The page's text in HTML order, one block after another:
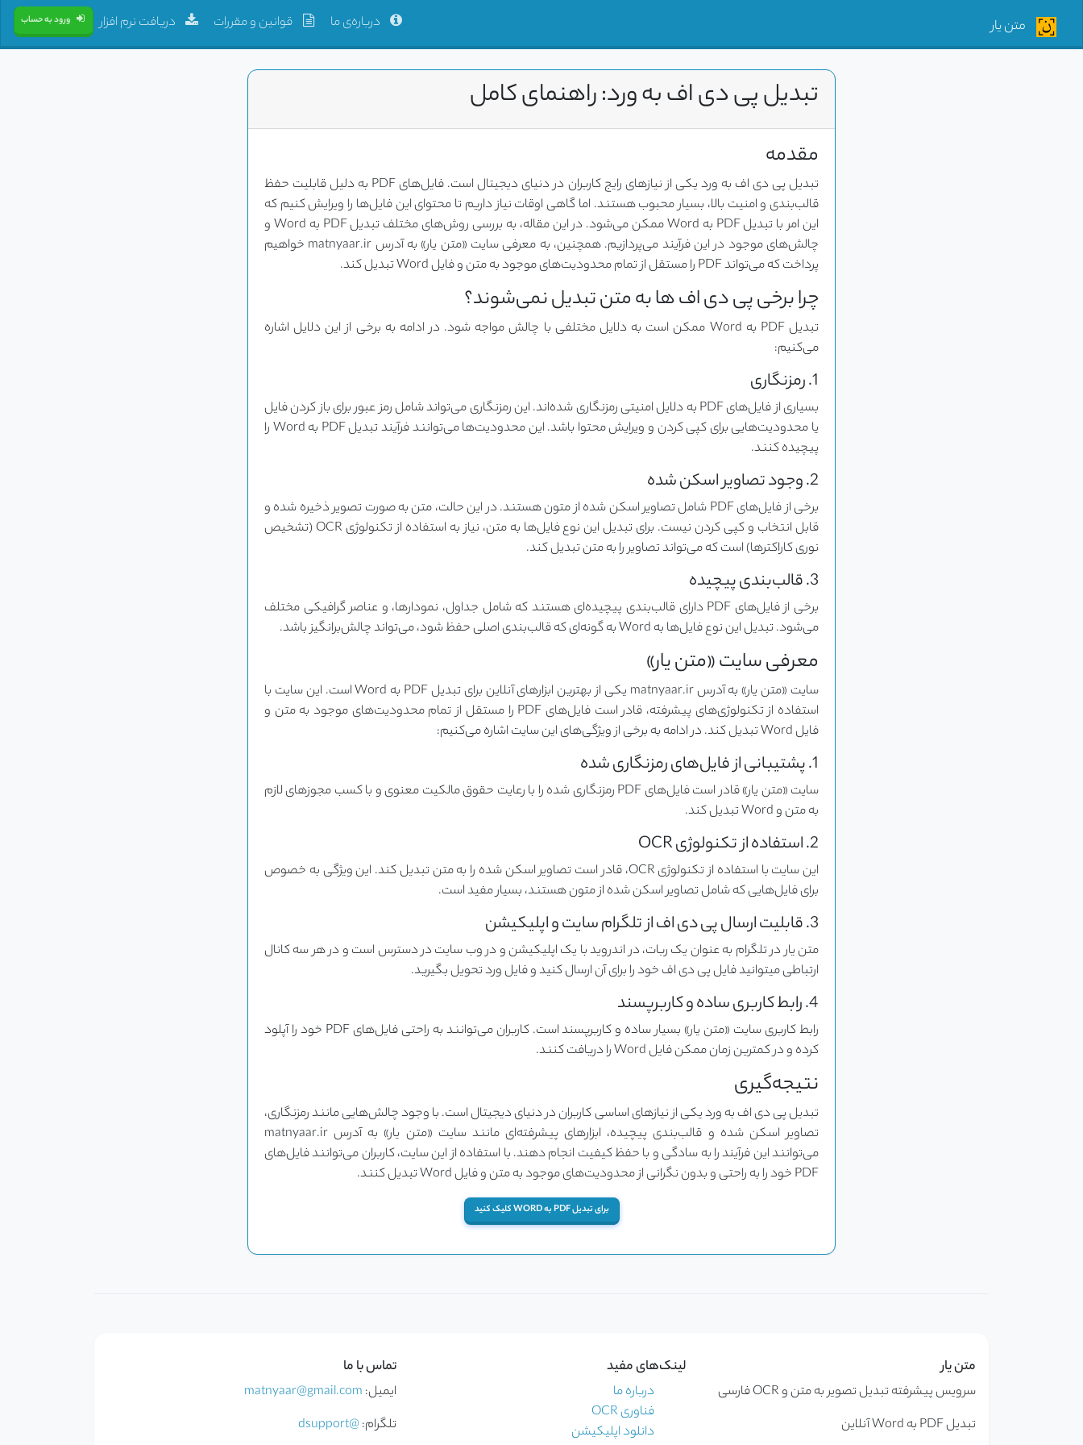
متن یار درباره‌ی ما قوانین و مقررات دریافت نرم افزار ورود به حساب
تبدیل پی دی اف به ورد: راهنمای کامل
مقدمه
تبدیل پی دی اف به ورد یکی از نیازهای رایج کاربران در دنیای دیجیتال است. فایل‌های PDF به دلیل قابلیت حفظ
قالب‌بندی و امنیت بالا، بسیار محبوب هستند. اما گاهی اوقات نیاز داریم تا محتوای این فایل‌ها را ویرایش کنیم که
این امر با تبدیل PDF به Word ممکن می‌شود. در این مقاله، به بررسی روش‌های مختلف تبدیل PDF به Word و
چالش‌های موجود در این فرآیند می‌پردازیم. همچنین، به معرفی سایت «متن یار» به آدرس matnyaar.ir خواهیم
پرداخت که می‌تواند PDF را مستقل از تمام محدودیت‌های موجود به متن و فایل Word تبدیل کند.
چرا برخی پی دی اف ها به متن تبدیل نمی‌شوند؟
تبدیل PDF به Word ممکن است به دلایل مختلفی با چالش مواجه شود. در ادامه به برخی از این دلایل اشاره
می‌کنیم:
1. رمزنگاری
بسیاری از فایل‌های PDF به دلایل امنیتی رمزنگاری شده‌اند. این رمزنگاری می‌تواند شامل رمز عبور برای باز کردن فایل
یا محدودیت‌هایی برای کپی کردن و ویرایش محتوا باشد. این محدودیت‌ها می‌توانند فرآیند تبدیل PDF به Word را
پیچیده کنند.
2. وجود تصاویر اسکن شده
برخی از فایل‌های PDF شامل تصاویر اسکن شده از متون هستند. در این حالت، متن به صورت تصویر ذخیره شده و
قابل انتخاب و کپی کردن نیست. برای تبدیل این نوع فایل‌ها به متن، نیاز به استفاده از تکنولوژی OCR (تشخیص
نوری کاراکترها) است که می‌تواند تصاویر را به متن تبدیل کند.
3. قالب‌بندی پیچیده
برخی از فایل‌های PDF دارای قالب‌بندی پیچیده‌ای هستند که شامل جداول، نمودارها، و عناصر گرافیکی مختلف
می‌شود. تبدیل این نوع فایل‌ها به Word به گونه‌ای که قالب‌بندی اصلی حفظ شود، می‌تواند چالش‌برانگیز باشد.
معرفی سایت «متن یار»
سایت «متن یار» به آدرس matnyaar.ir یکی از بهترین ابزارهای آنلاین برای تبدیل PDF به Word است. این سایت با
استفاده از تکنولوژی‌های پیشرفته، قادر است فایل‌های PDF را مستقل از تمام محدودیت‌های موجود به متن و
فایل Word تبدیل کند. در ادامه به برخی از ویژگی‌های این سایت اشاره می‌کنیم:
1. پشتیبانی از فایل‌های رمزنگاری شده
سایت «متن یار» قادر است فایل‌های PDF رمزنگاری شده را با رعایت حقوق مالکیت معنوی و با کسب مجوزهای لازم
به متن و Word تبدیل کند.
2. استفاده از تکنولوژی OCR
این سایت با استفاده از تکنولوژی OCR، قادر است تصاویر اسکن شده را به متن تبدیل کند. این ویژگی به خصوص
برای فایل‌هایی که شامل تصاویر اسکن شده از متون هستند، بسیار مفید است.
3. قابلیت ارسال پی دی اف از تلگرام سایت و اپلیکیشن
متن یار در تلگرام به عنوان یک ربات، در اندروید با یک اپلیکیشن و در وب سایت در دسترس است و در هر سه کانال
ارتباطی میتوانید فایل پی دی اف خود را برای آن ارسال کنید و فایل ورد تحویل بگیرید.
4. رابط کاربری ساده و کاربرپسند
رابط کاربری سایت «متن یار» بسیار ساده و کاربرپسند است. کاربران می‌توانند به راحتی فایل‌های PDF خود را آپلود
کرده و در کمترین زمان ممکن فایل Word را دریافت کنند.
نتیجه‌گیری
تبدیل پی دی اف به ورد یکی از نیازهای اساسی کاربران در دنیای دیجیتال است. با وجود چالش‌هایی مانند رمزنگاری،
تصاویر اسکن شده و قالب‌بندی پیچیده، ابزارهای پیشرفته‌ای مانند سایت «متن یار» به آدرس matnyaar.ir
می‌توانند این فرآیند را به سادگی و با حفظ کیفیت انجام دهند. با استفاده از این سایت، کاربران می‌توانند فایل‌های
PDF خود را به راحتی و بدون نگرانی از محدودیت‌های موجود به متن و فایل Word تبدیل کنند.
برای تبدیل PDF به WORD کلیک کنید
متن یار
سرویس پیشرفته تبدیل تصویر به متن و OCR فارسی
تبدیل PDF به Word آنلاین
لینک‌های مفید
درباره ما
فناوری OCR
دانلود اپلیکیشن
تماس با ما
ایمیل: matnyaar@gmail.com
تلگرام:@dsupport